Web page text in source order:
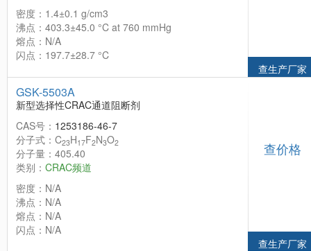
密度：1.4±0.1 g/cm3
沸点：403.3±45.0 °C at 760 mmHg
熔点：N/A
闪点：197.7±28.7 °C
查生产厂家
GSK-5503A
新型选择性CRAC通道阻断剂
CAS号： 1253186-46-7
分子式：C23H17F2N3O2
分子量：405.40
类别： CRAC频道
密度：N/A
沸点：N/A
熔点：N/A
闪点：N/A
查价格
查生产厂家